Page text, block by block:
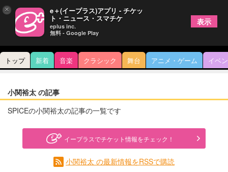
トップ 新着 音楽 クラシック 舞台 アニメ・ゲーム イベ
小関裕太 の記事
SPICEの小関裕太の記事の一覧です
イープラスでチケット情報をチェック！
小関裕太 の最新情報をRSSで購読
× e＋(イープラス)アプリ - チケッ
ト・ニュース・スマチケ
eplus inc.
無料 - Google Play
表示